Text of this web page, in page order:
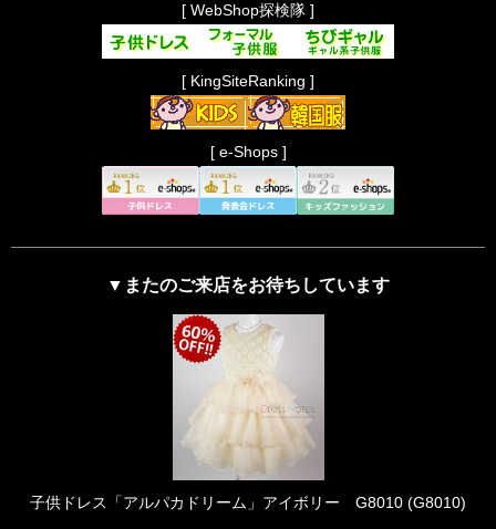
[ WebShop探検隊 ]
[ KingSiteRanking ]
[ e-Shops ]
▼またのご来店をお待ちしています
子供ドレス「アルパカドリーム」アイボリー G8010 (G8010)